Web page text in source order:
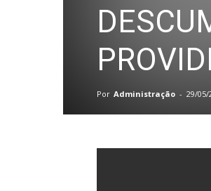
Por Administração - 29/05/